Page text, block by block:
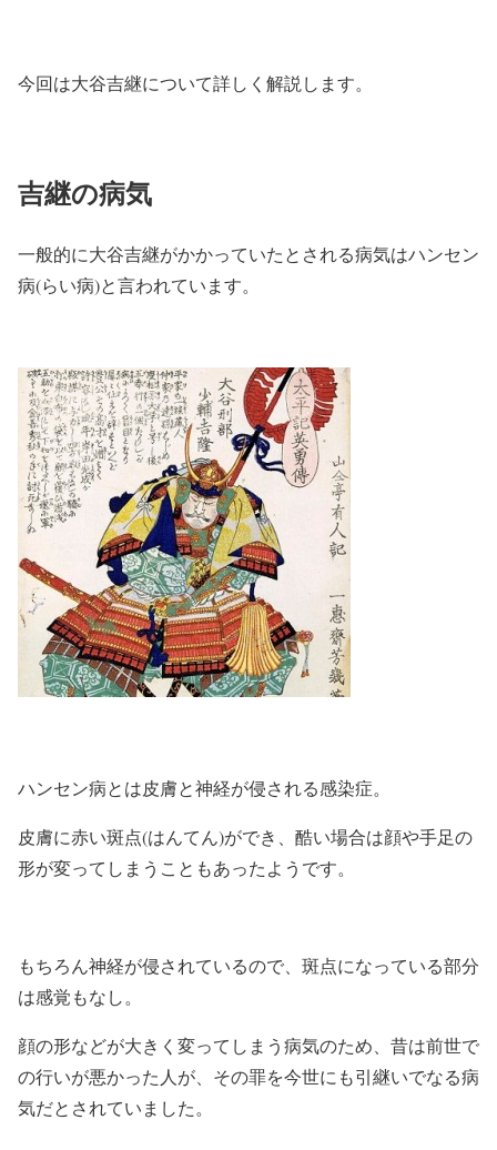
今回は大谷吉継について詳しく解説します。
吉継の病気
一般的に大谷吉継がかかっていたとされる病気はハンセン
病(らい病)と言われています。
ハンセン病とは皮膚と神経が侵される感染症。
皮膚に赤い斑点(はんてん)ができ、酷い場合は顔や手足の
形が変ってしまうこともあったようです。
もちろん神経が侵されているので、斑点になっている部分
は感覚もなし。
顔の形などが大きく変ってしまう病気のため、昔は前世で
の行いが悪かった人が、その罪を今世にも引継いでなる病
気だとされていました。